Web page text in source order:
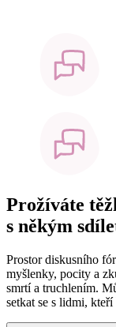
Prožíváte
s někým
Prostor diskusního
myšlenky, pocity a
smrtí a truchlením.
setkat se s lidmi,